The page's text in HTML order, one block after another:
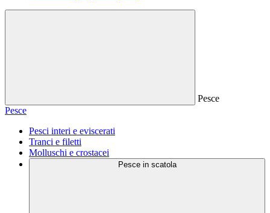
Pesce
Pesce
Pesci interi e eviscerati
Tranci e filetti
Molluschi e crostacei
Pesce in scatola